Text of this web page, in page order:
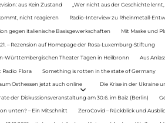
aus Kein Zustand „Wer nicht aus der Geschichte
nicht reagieren Radio-Interview zu Rheinmetall-
gegen italienische Basisgewerkschaften Mit Maske und
– Rezension auf Homepage der Rosa-Luxemburg-Stiftung
Württembergischen Theater Tagen in Heilbronn Aus
Radio Flora Something is rotten in the state of Germany
Osthessen jetzt auch online Die Krise in der Ukraine
der Diskussionsveranstaltung am 30.6. im Baiz (Berlin)
unten? – Ein Mitschnitt ZeroCovid – Rückblick und